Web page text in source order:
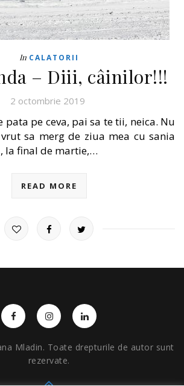
In CALATORII
– Diii, câinilor!!!
2 octombrie 2019
pata pe ceva, pai sa te tii, neica. Nu
sa merg de ziua mea cu sania
la final de martie,…
READ MORE
Mladin. Toate drepturile de autor sunt
rezervate.